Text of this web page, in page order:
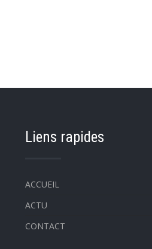
Liens rapides
ACCUEIL
ACTU
CONTACT